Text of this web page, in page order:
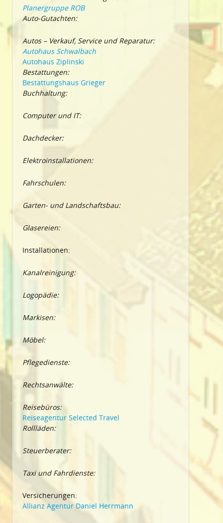
Planergruppe ROB
Auto-Gutachten:
Autos – Verkauf, Service und Reparatur:
Autohaus Schwalbach
Autohaus Ziplinski
Bestattungen:
Bestattungshaus Grieger
Buchhaltung:
Computer und IT:
Dachdecker:
Elektroinstallationen:
Fahrschulen:
Garten- und Landschaftsbau:
Glasereien:
Installationen:
Kanalreinigung:
Logopädie:
Markisen:
Möbel:
Pflegedienste:
Rechtsanwälte:
Reisebüros:
Reiseagentur Selected Travel
Rollläden:
Steuerberater:
Taxi und Fahrdienste:
Versicherungen:
Allianz Agentur Daniel Herrmann